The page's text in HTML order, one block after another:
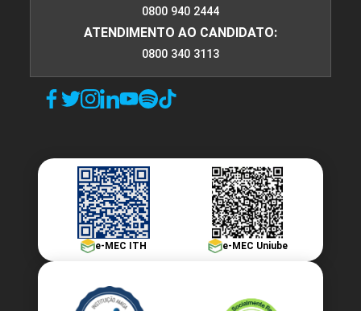
0800 940 2444
ATENDIMENTO AO CANDIDATO:
0800 340 3113
e-MEC ITH e-MEC Uniube